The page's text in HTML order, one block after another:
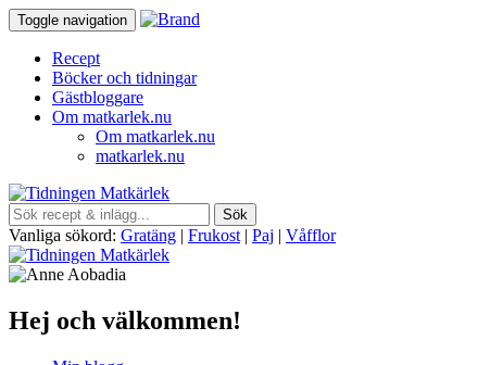
Toggle navigation
Recept
Böcker och tidningar
Gästbloggare
Om matkarlek.nu
Om matkarlek.nu
matkarlek.nu
Vanliga sökord: Gratäng | Frukost | Paj | Våfflor
Hej och välkommen!